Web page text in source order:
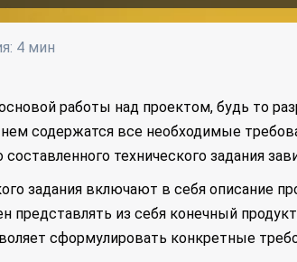
4 мин
работы над проектом, будь то
содержатся все необходимые
технического задания
задания включают в себя описание
представлять из себя конечный
сформулировать конкретные